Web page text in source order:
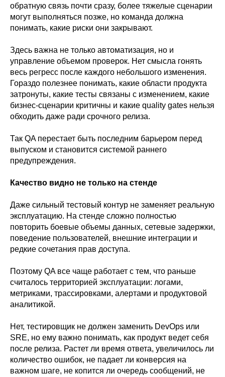
обратную связь почти сразу, более тяжелые сценарии
могут выполняться позже, но команда должна
понимать, какие риски они закрывают.
Здесь важна не только автоматизация, но и
управление объемом проверок. Нет смысла гонять
весь регресс после каждого небольшого изменения.
Гораздо полезнее понимать, какие области продукта
затронуты, какие тесты связаны с изменением, какие
бизнес-сценарии критичны и какие quality gates нельзя
обходить даже ради срочного релиза.
Так QA перестает быть последним барьером перед
выпуском и становится системой раннего
предупреждения.
Качество видно не только на стенде
Даже сильный тестовый контур не заменяет реальную
эксплуатацию. На стенде сложно полностью
повторить боевые объемы данных, сетевые задержки,
поведение пользователей, внешние интеграции и
редкие сочетания прав доступа.
Поэтому QA все чаще работает с тем, что раньше
считалось территорией эксплуатации: логами,
метриками, трассировками, алертами и продуктовой
аналитикой.
Нет, тестировщик не должен заменить DevOps или
SRE, но ему важно понимать, как продукт ведет себя
после релиза. Растет ли время ответа, увеличилось ли
количество ошибок, не падает ли конверсия на
важном шаге, не копится ли очередь сообщений, не